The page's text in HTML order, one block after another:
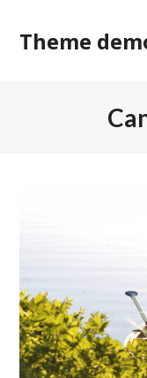
Theme